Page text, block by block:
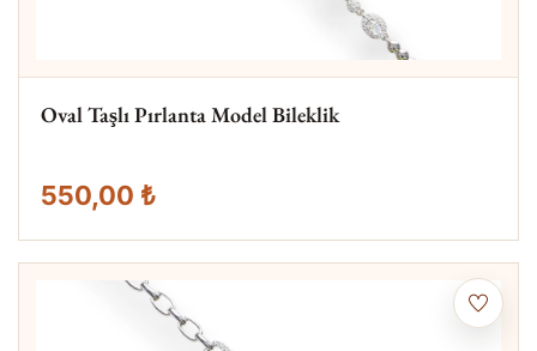
Oval Taşlı Pırlanta Model Bileklik
550,00 ₺